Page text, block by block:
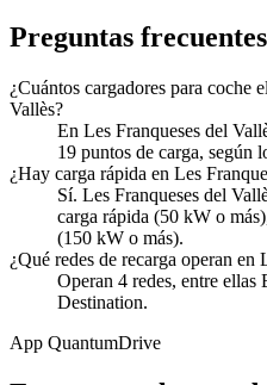
Preguntas frecuentes
¿Cuántos cargadores para coche
Vallès?
En Les Franqueses del
19 puntos de carga, según
¿Hay carga rápida en Les
Sí. Les Franqueses del
carga rápida (50 kW o
(150 kW o más).
¿Qué redes de recarga operan en
Operan 4 redes, entre ellas
Destination.
App QuantumDrive